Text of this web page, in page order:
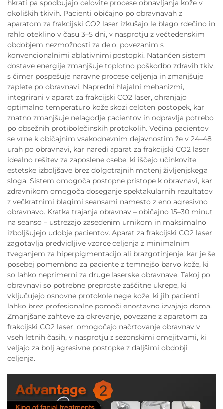
hkrati pa spodbujajo celovite procese obnavljanja kože v
okoliških tkivih. Pacienti običajno po obravnavah z
aparatom za frakcijski CO2 laser izkušajo le blago rdečino in
rahlo oteklino v času 3–5 dni, v nasprotju z večtedenskim
obdobjem nezmožnosti za delo, povezanim s
konvencionalnimi ablativnimi postopki. Natančen sistem
dostave energije zmanjšuje toplotno poškodbo zdravih tkiv,
s čimer pospešuje naravne procese celjenja in zmanjšuje
zaplete po obravnavi. Napredni hlajalni mehanizmi,
integrirani v aparat za frakcijski CO2 laser, ohranjajo
optimalno temperaturo kože skozi celoten postopek, kar
znatno zmanjšuje nelagodje pacientov in odpravlja potrebo
po obsežnih protibolečinskih protokolih. Večina pacientov
se vrne k običajnim vsakodnevnim dejavnostim že v 24–48
urah po obravnavi, kar naredi aparat za frakcijski CO2 laser
idealno rešitev za zaposlene osebe, ki iščejo učinkovite
estetske izboljšave brez dolgotrajnih motenj življenjskega
sloga. Sistem omogoča postopne pristope k obravnavi, kar
zdravnikom omogoča doseganje spektakularnih rezultatov
z večkratnimi blagimi seansami namesto z eno agresivno
obravnavo. Kratka trajanja obravnav – običajno 15–30 minut
na seanso – ustrezajo zasedenim urnikom in maksimalno
izboljšujejo udobje pacientov. Aparat za frakcijski CO2 laser
zagotavlja predvidljive vzorce celjenja z minimalnim
tveganjem za hiperpigmentacijo ali brazgotinjenje, kar je še
posebej pomembno za paciente z temnejšo barvo kože, ki
so lahko neprimerni za druge laserske obravnave. Takoj po
obravnavi so potrebne preproste zaščitne ukrepe, ki
vključujejo osnovne protokole nege kože, ki jih pacienti
lahko brez profesionalne pomoči enostavno izvajajo doma.
Zmanjšane zahteve za okrevanje, povezane z aparatom za
frakcijski CO2 laser, omogočajo načrtovanje obravnav v
vseh letnih časih, v nasprotju z sezonskimi omejitvami, ki
veljajo za bolj agresivne postopke z daljšimi obdobji
celjenja.